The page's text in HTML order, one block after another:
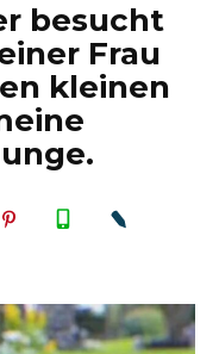
besucht
Frau
kleinen